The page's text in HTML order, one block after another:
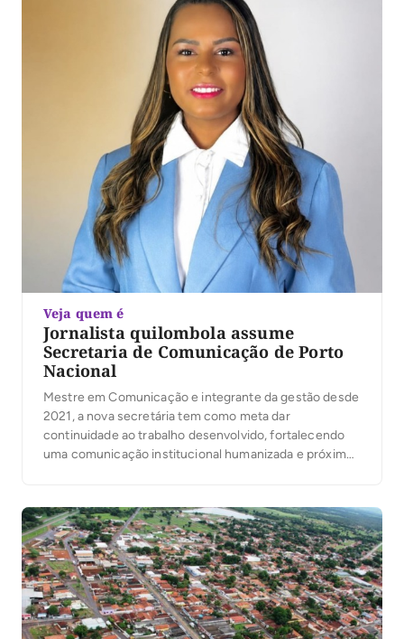
Veja quem é
Jornalista quilombola assume
Secretaria de Comunicação de Porto
Nacional
Mestre em Comunicação e integrante da gestão desde
2021, a nova secretária tem como meta dar
continuidade ao trabalho desenvolvido, fortalecendo
uma comunicação institucional humanizada e próxima